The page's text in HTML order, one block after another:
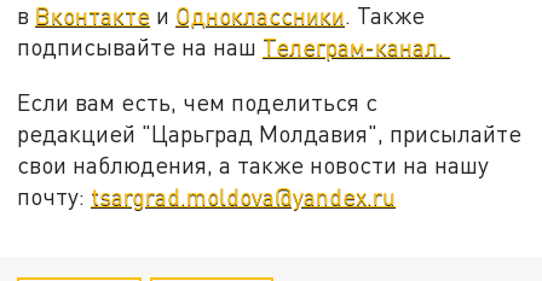
в Вконтакте и Одноклассники. Также
подписывайте на наш Телеграм-канал.
Если вам есть, чем поделиться с
редакцией "Царьград Молдавия", присылайте
свои наблюдения, а также новости на нашу
почту: tsargrad.moldova@yandex.ru